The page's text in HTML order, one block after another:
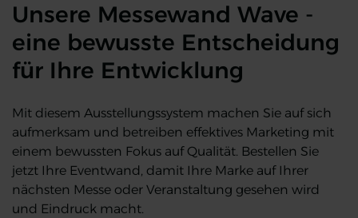
Unsere Messewand Wave -
eine bewusste Entscheidung
für Ihre Entwicklung
Mit diesem Ausstellungssystem machen Sie auf sich
aufmerksam und betreiben effektives Marketing mit
einem bewussten Fokus auf Qualität. Bestellen Sie
jetzt Ihre Eventwand, damit Ihre Marke auf Ihrer
nächsten Messe oder Veranstaltung gesehen wird
und Eindruck macht.